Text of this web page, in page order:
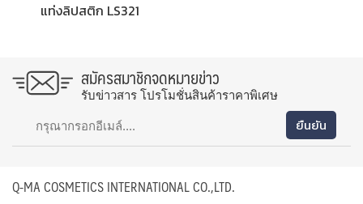
แท่งลิปสติก LS321
สมัครสมาชิกจดหมายข่าว
รับข่าวสาร โปรโมชั่นสินค้าราคาพิเศษ
Q-MA COSMETICS INTERNATIONAL CO.,LTD.